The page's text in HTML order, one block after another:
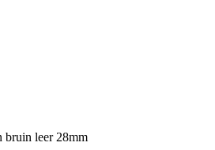
bruin leer 28mm